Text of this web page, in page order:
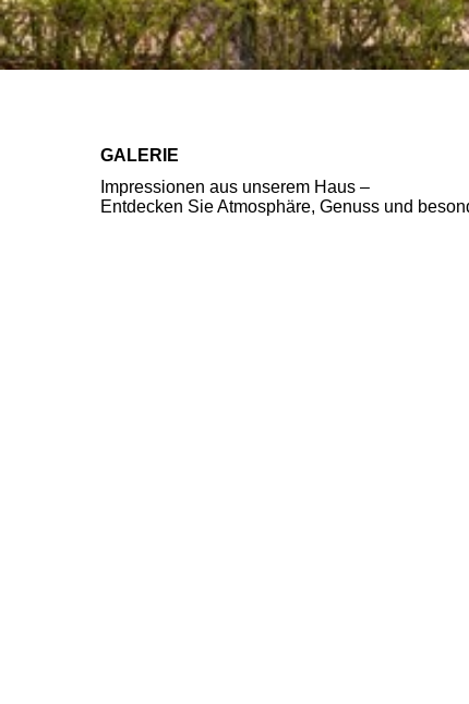
GALERIE
Impressionen aus unserem Haus –
Entdecken Sie Atmosphäre, Genuss und